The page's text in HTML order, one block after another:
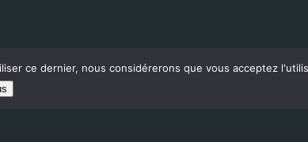
ce dernier, nous considérerons que vous acceptez